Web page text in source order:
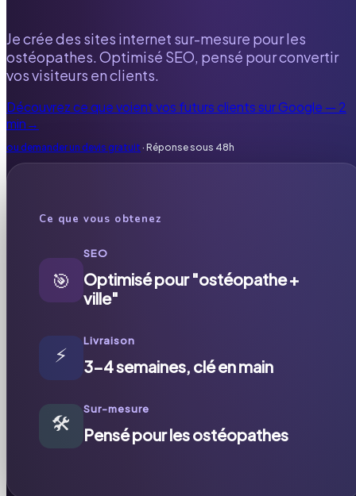
Je crée des sites internet sur-mesure pour les
ostéopathes. Optimisé SEO, pensé pour convertir
vos visiteurs en clients.
Découvrez ce que voient vos futurs clients sur Google — 2
min→
ou demander un devis gratuit · Réponse sous 48h
Ce que vous obtenez
🎯
SEO
Optimisé pour "ostéopathe +
ville"
⚡
Livraison
3-4 semaines, clé en main
🛠️
Sur-mesure
Pensé pour les ostéopathes